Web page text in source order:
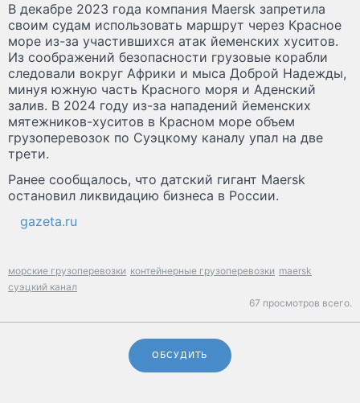
В декабре 2023 года компания Maersk запретила
своим судам использовать маршрут через Красное
море из-за участившихся атак йеменских хуситов.
Из соображений безопасности грузовые корабли
следовали вокруг Африки и мыса Доброй Надежды,
минуя южную часть Красного моря и Аденский
залив. В 2024 году из-за нападений йеменских
мятежников-хуситов в Красном море объем
грузоперевозок по Суэцкому каналу упал на две
трети.
Ранее сообщалось, что датский гигант Maersk
остановил ликвидацию бизнеса в России.
gazeta.ru
морские грузоперевозки контейнерные грузоперевозки maersk
суэцкий канал
67 просмотров всего.
ОБСУДИТЬ